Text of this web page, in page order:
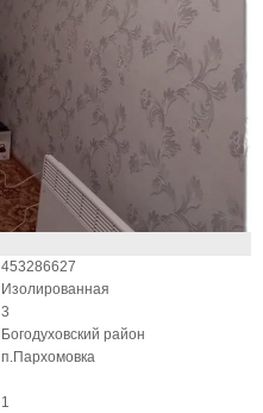
453286627
Изолированная
3
Богодуховский район
п.Пархомовка
1